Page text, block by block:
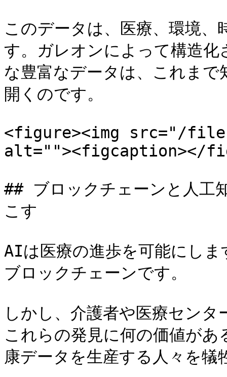
このデータは、医療、環境
す。ガレオンによって構造
な豊富なデータは、これま
開くのです。
<figure><img src="/
alt=""><figcaption></
## ブロックチェーンと人工
こす
AIは医療の進歩を可能にし
ブロックチェーンです。
しかし、介護者や医療セン
これらの発見に何の価値が
康データを生産する人々を